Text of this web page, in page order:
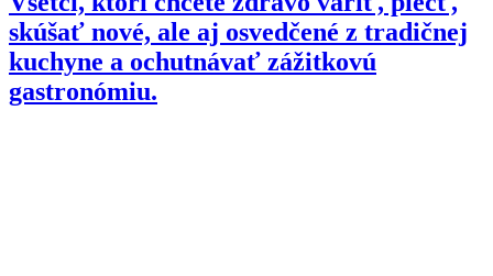
skúšať nové, ale aj osvedčené z tradičnej
kuchyne a ochutnávať zážitkovú
gastronómiu.